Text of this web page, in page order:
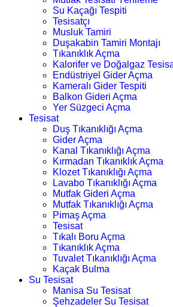
Su Kaçağı Tespiti
Tesisatçı
Musluk Tamiri
Duşakabin Tamiri Montajı
Tıkanıklık Açma
Kalorifer ve Doğalgaz
Endüstriyel Gider Açma
Kameralı Gider Tespiti
Balkon Gideri Açma
Yer Süzgeci Açma
Tesisat
Duş Tıkanıklığı Açma
Gider Açma
Kanal Tıkanıklığı Açma
Kırmadan Tıkanıklık Açma
Klozet Tıkanıklığı Açma
Lavabo Tıkanıklığı Açma
Mutfak Gideri Açma
Mutfak Tıkanıklığı Açma
Pimaş Açma
Tesisat
Tıkalı Boru Açma
Tıkanıklık Açma
Tuvalet Tıkanıklığı Açma
Kaçak Bulma
Su Tesisat
Manisa Su Tesisat
Şehzadeler Su Tesisat